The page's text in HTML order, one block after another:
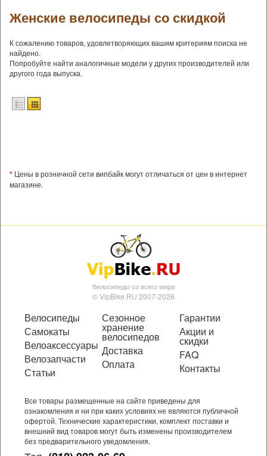
Женские велосипеды со скидкой
К сожалению товаров, удовлетворяющих вашим критериям поиска не
найдено.
Попробуйте найти аналогичные модели у других производителей или
другого года выпуска.
* Цены в розничной сети випбайк могут отличаться от цен в интернет
магазине.
Велосипеды со всего мира
© VipBike.RU 2007-2026
Велосипеды
Самокаты
Велоаксессуары
Велозапчасти
Статьи
Сезонное
хранение
велосипедов
Доставка
Оплата
Гарантии
Акции и
скидки
FAQ
Контакты
Все товары размещенные на сайте приведены для
ознакомления и ни при каких условиях не являются публичной
офертой. Технические характеристики, комплект поставки и
внешний вид товаров могут быть изменены производителем
без предварительного уведомления.